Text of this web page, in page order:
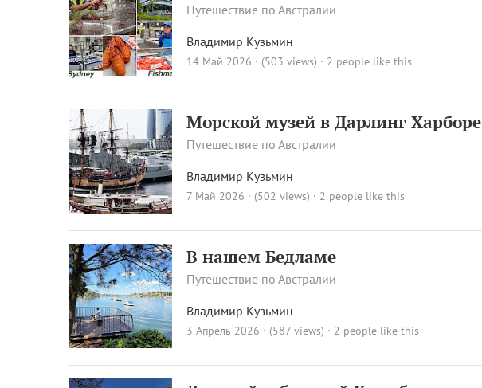
Путешествие по Австралии
Владимир Кузьмин
14 Май 2026 · (503 views) · 2 people like this
Морской музей в Дарлинг Харборе
Путешествие по Австралии
Владимир Кузьмин
7 Май 2026 · (502 views) · 2 people like this
В нашем Бедламе
Путешествие по Австралии
Владимир Кузьмин
3 Апрель 2026 · (587 views) · 2 people like this